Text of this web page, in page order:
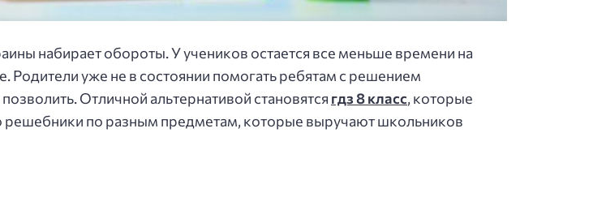
набирает обороты. У учеников остается все меньше времени на
Родители уже не в состоянии помогать ребятам с решением
Отличной альтернативой становятся гдз 8 класс, которые
решебники по разным предметам, которые выручают школьников